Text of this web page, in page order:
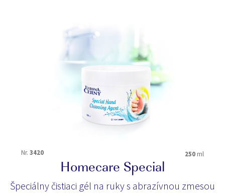
Nr. 3420 250 ml
Homecare Special
Špeciálny čistiaci gél na ruky s abrazívnou zmesou